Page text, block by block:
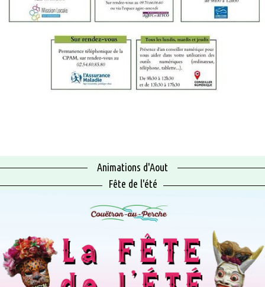
Animations d'Aout
Fête de l'été